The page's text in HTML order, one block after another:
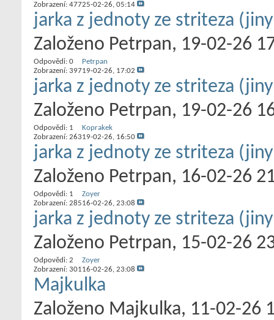
Zobrazení: 47725-02-26, 05:14
jarka z jednoty ze striteza
Založeno Petrpan‎, 19-02-26
Odpovědi: 0
Zobrazení: 397
Petrpan
19-02-26, 17:02
jarka z jednoty ze striteza
Založeno Petrpan‎, 19-02-26
Odpovědi: 1
Zobrazení: 263
Koprakek
19-02-26, 16:50
jarka z jednoty ze striteza
Založeno Petrpan‎, 16-02-26
Odpovědi: 1
Zobrazení: 285
Zoyer
16-02-26, 23:08
jarka z jednoty ze striteza
Založeno Petrpan‎, 15-02-26
Odpovědi: 2
Zobrazení: 301
Zoyer
16-02-26, 23:08
Majkulka
Založeno Majkulka‎, 11-02-26